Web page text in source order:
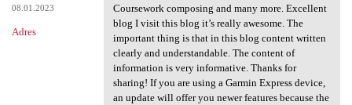
08.01.2023
Adres
Coursework composing and many more. Excellent
blog I visit this blog it’s really awesome. The
important thing is that in this blog content written
clearly and understandable. The content of
information is very informative. Thanks for
sharing! If you are using a Garmin Express device,
an update will offer you newer features because the